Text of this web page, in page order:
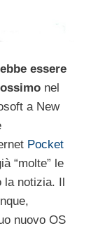
essere
nel
a New
Pocket
“molte” le
notizia. Il
nuovo OS